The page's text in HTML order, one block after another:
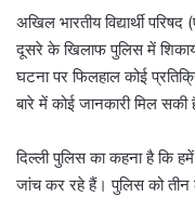
अखिल भारतीय विद्यार्थी
दूसरे के खिलाफ पुलिस में
घटना पर फिलहाल कोई
बारे में कोई जानकारी मिल सकी
दिल्ली पुलिस का कहना है कि
जांच कर रहे हैं। पुलिस को तीन